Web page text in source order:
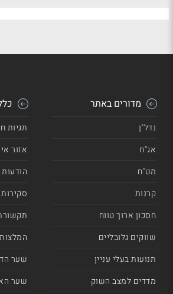
מדורים באתר
נדל"ן
אג"ח
מט"ח
קרנות
חסכון ארוך טווח
שווקים גלובליים
תנועות בעלי עניין
מדדים למצב השוק
תגיות
אזור
סקירות
שער
שער